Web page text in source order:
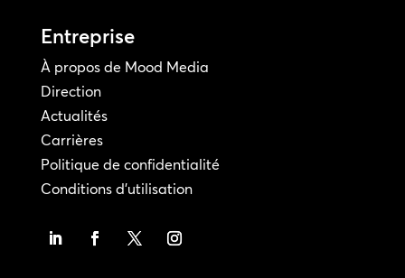
Entreprise
À propos de Mood Media
Direction
Actualités
Carrières
Politique de confidentialité
Conditions d'utilisation